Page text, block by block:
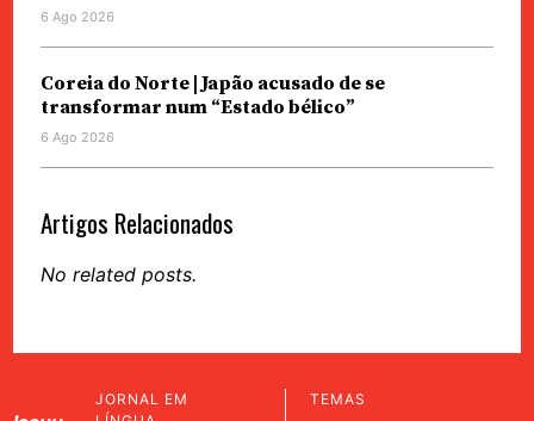
6 Ago 2026
Coreia do Norte | Japão acusado de se
transformar num “Estado bélico”
6 Ago 2026
Artigos Relacionados
No related posts.
JORNAL EM
TEMAS